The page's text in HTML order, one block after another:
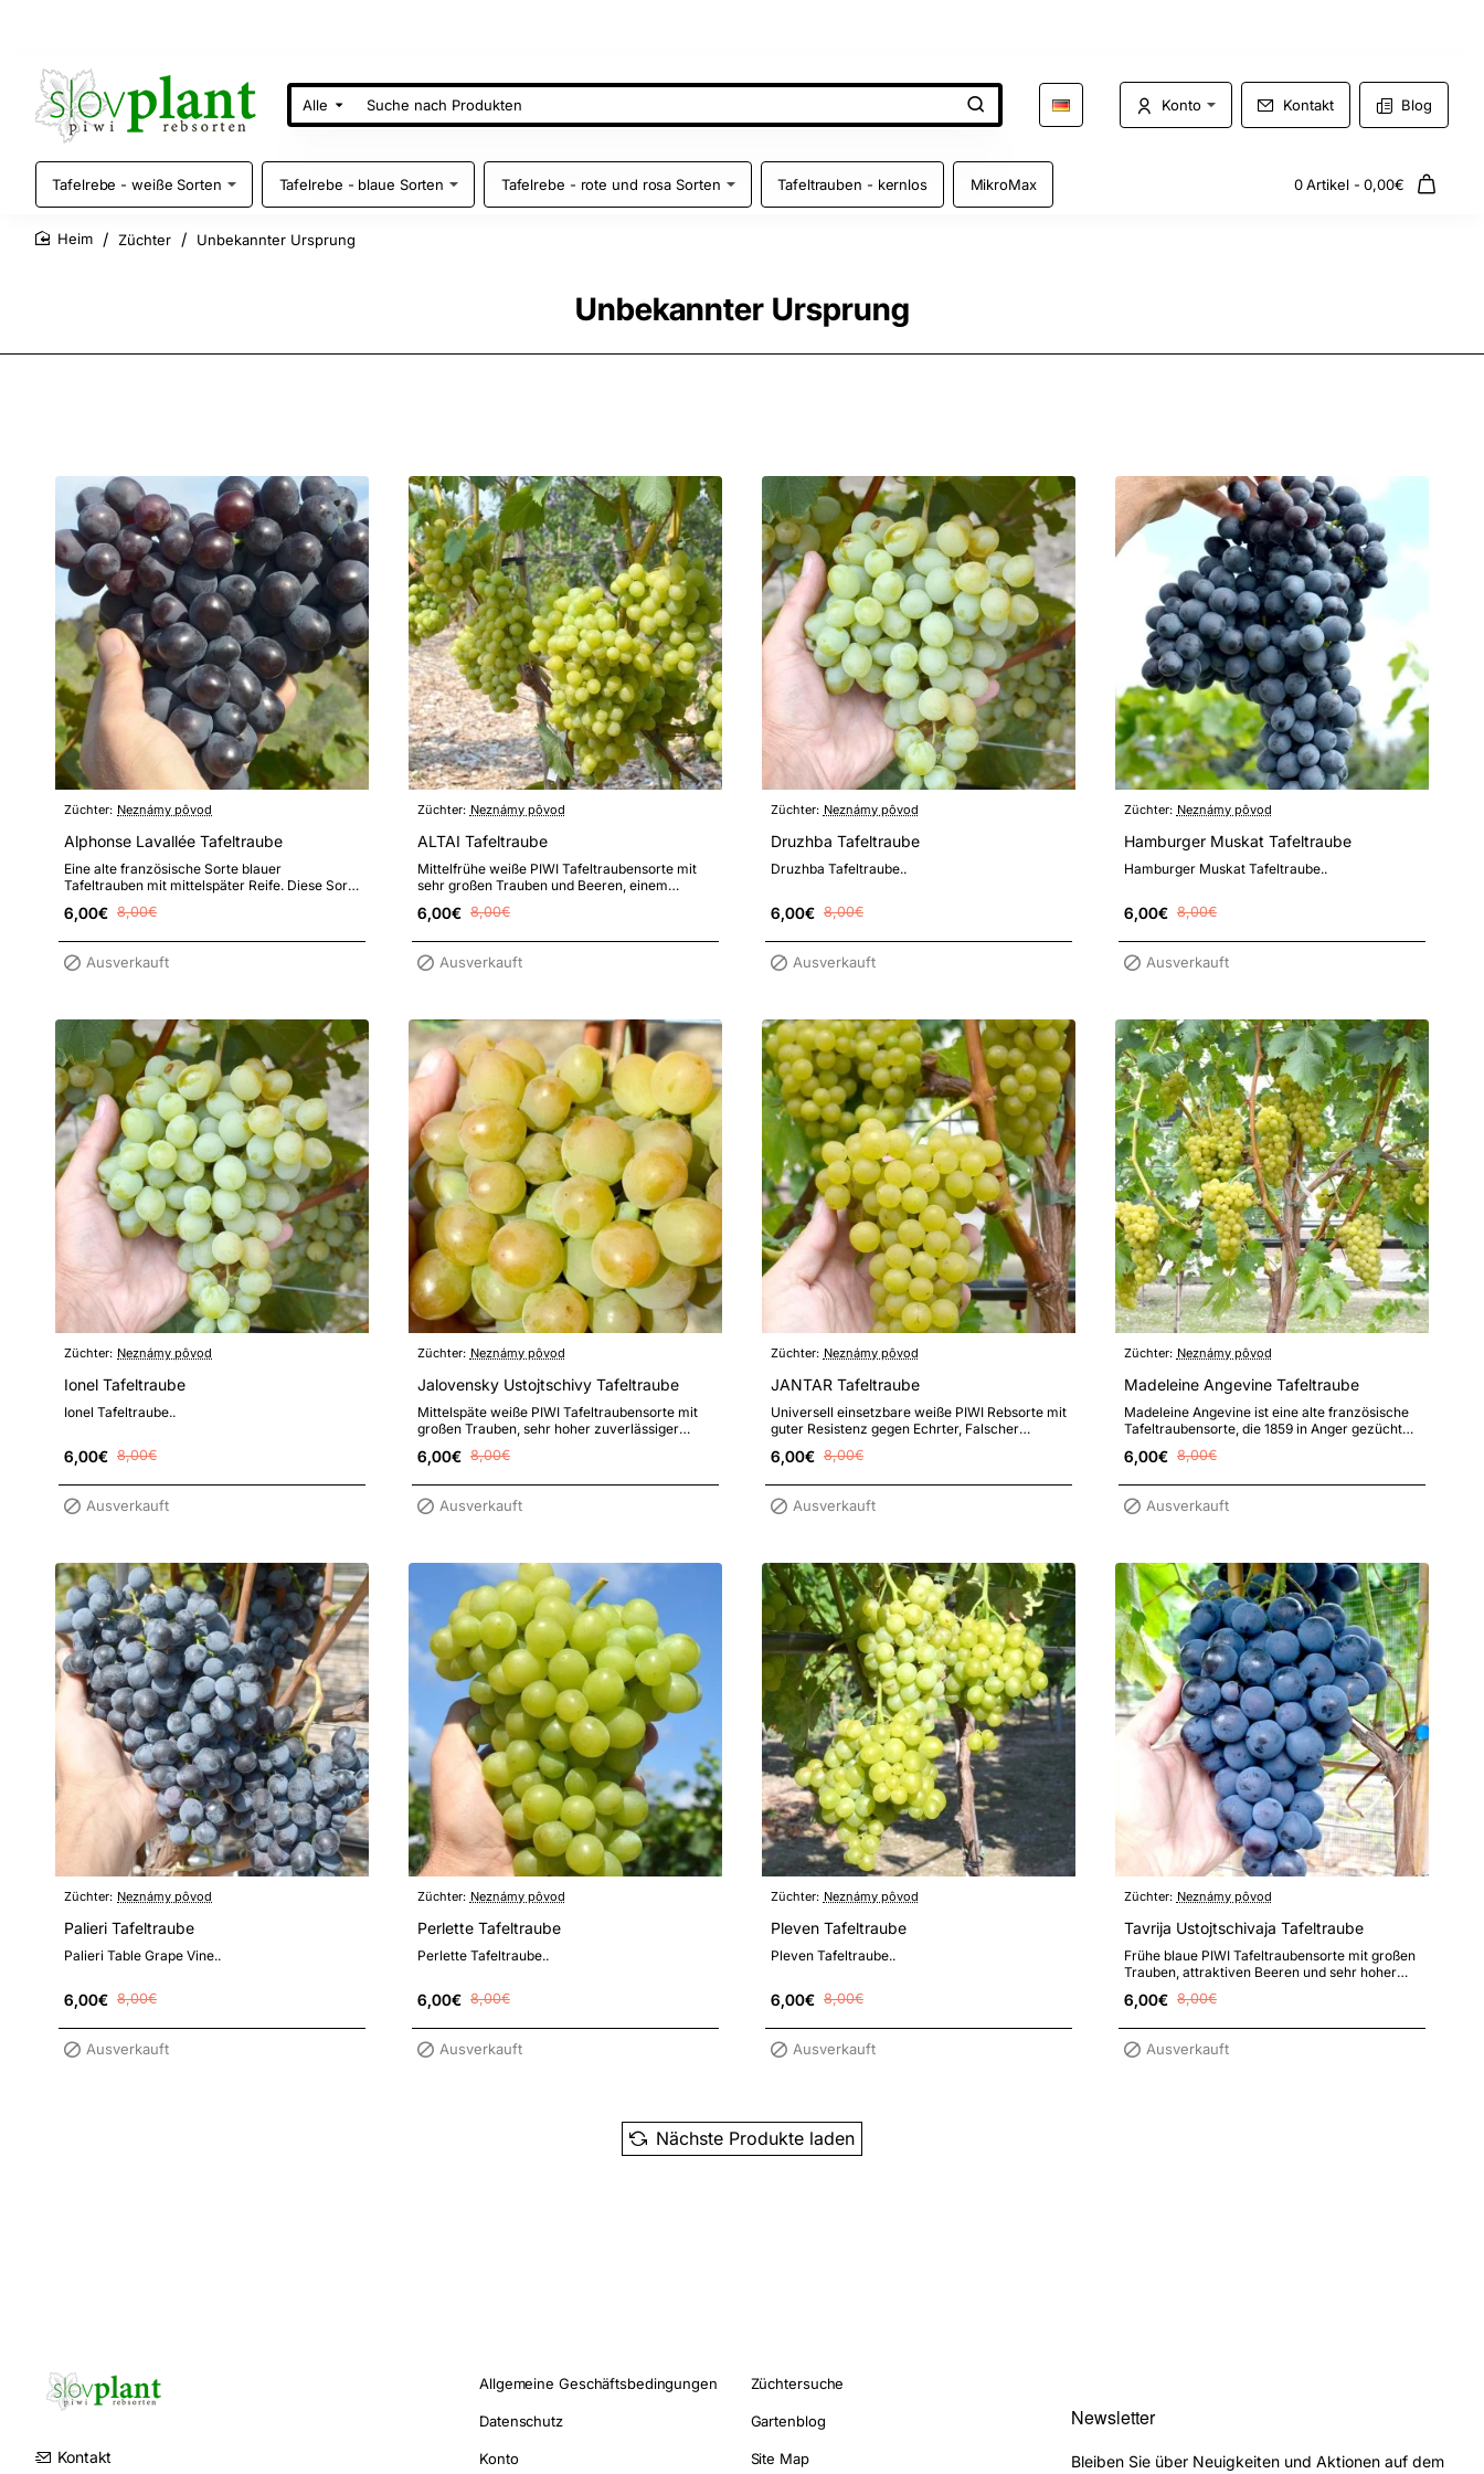
Alle
Suche
nach
Konto Kontakt Blog
Tafelrebe - weiße Sorten Tafelrebe - blaue Sorten Tafelrebe - rote und rosa Sorten Tafeltrauben - kernlos MikroMax 0 Artikel - 0,00€
Unbekannter Ursprung
Züchter Unbekannter Ursprung
Züchter: Neznámy pôvod
Alphonse Lavallée Tafeltraube
Eine alte französische Sorte blauer
Tafeltrauben mit mittelspäter Reife. Diese Sorte
6,00€ 8,00€
Ausverkauft
Züchter: Neznámy pôvod
ALTAI Tafeltraube
Mittelfrühe weiße PIWI Tafeltraubensorte mit
sehr großen Trauben und Beeren, einem
6,00€ 8,00€
Ausverkauft
Züchter: Neznámy pôvod
Druzhba Tafeltraube
Druzhba Tafeltraube..
6,00€ 8,00€
Ausverkauft
Züchter: Neznámy pôvod
Hamburger Muskat Tafeltraube
Hamburger Muskat Tafeltraube..
6,00€ 8,00€
Ausverkauft
Züchter: Neznámy pôvod
Ionel Tafeltraube
Ionel Tafeltraube..
6,00€ 8,00€
Ausverkauft
Züchter: Neznámy pôvod
Jalovensky Ustojtschivy Tafeltraube
Mittelspäte weiße PIWI Tafeltraubensorte mit
großen Trauben, sehr hoher zuverlässiger
6,00€ 8,00€
Ausverkauft
Züchter: Neznámy pôvod
JANTAR Tafeltraube
Universell einsetzbare weiße PIWI Rebsorte mit
guter Resistenz gegen Echrter, Falscher
6,00€ 8,00€
Ausverkauft
Züchter: Neznámy pôvod
Madeleine Angevine Tafeltraube
Madeleine Angevine ist eine alte französische
Tafeltraubensorte, die 1859 in Anger gezüchtet
6,00€ 8,00€
Ausverkauft
Züchter: Neznámy pôvod
Palieri Tafeltraube
Palieri Table Grape Vine..
6,00€ 8,00€
Ausverkauft
Züchter: Neznámy pôvod
Perlette Tafeltraube
Perlette Tafeltraube..
6,00€ 8,00€
Ausverkauft
Züchter: Neznámy pôvod
Pleven Tafeltraube
Pleven Tafeltraube..
6,00€ 8,00€
Ausverkauft
Züchter: Neznámy pôvod
Tavrija Ustojtschivaja Tafeltraube
Frühe blaue PIWI Tafeltraubensorte mit großen
Trauben, attraktiven Beeren und sehr hoher
6,00€ 8,00€
Ausverkauft
Nächste Produkte laden
Kontakt
Allgemeine Geschäftsbedingungen
Datenschutz
Konto
Züchtersuche
Gartenblog
Site Map
Newsletter
Bleiben Sie über Neuigkeiten und Aktionen auf dem